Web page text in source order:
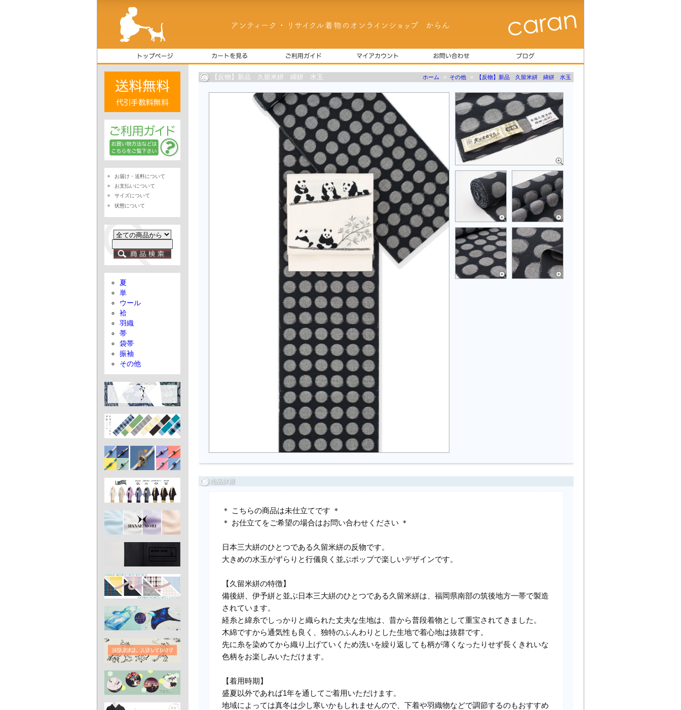
【反物】新品 久留米絣 緯絣 水玉 ホーム » その他 » 【反物】新品 久留米絣 緯絣 水玉
＊ こちらの商品は未仕立てです ＊
＊ お仕立てをご希望の場合はお問い合わせください ＊
日本三大絣のひとつである久留米絣の反物です。
大きめの水玉がずらりと行儀良く並ぶポップで楽しいデザインです。
【久留米絣の特徴】
備後絣、伊予絣と並ぶ日本三大絣のひとつである久留米絣は、福岡県南部の筑後地方一帯で製造
されています。
経糸と緯糸でしっかりと織られた丈夫な生地は、昔から普段着物として重宝されてきました。
木綿ですから通気性も良く、独特のふんわりとした生地で着心地は抜群です。
先に糸を染めてから織り上げていくため洗いを繰り返しても柄が薄くなったりせず長くきれいな
色柄をお楽しみいただけます。
【着用時期】
盛夏以外であれば1年を通してご着用いただけます。
地域によっては真冬は少し寒いかもしれませんので、下着や羽織物などで調節するのもおすすめ
お届け・送料について
お支払いについて
サイズについて
状態について
夏
単
ウール
袷
羽織
帯
袋帯
振袖
その他